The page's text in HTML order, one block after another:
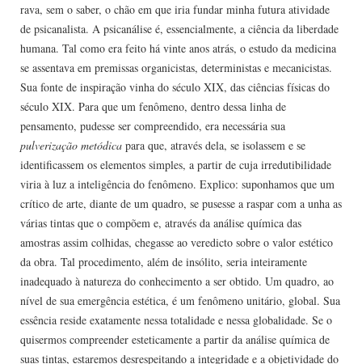
rava, sem o saber, o chão em que iria fundar minha futura atividade
de psicanalista. A psicanálise é, essencialmente, a ciência da liberdade
humana. Tal como era feito há vinte anos atrás, o estudo da medicina
se assentava em premissas organicistas, deterministas e mecanicistas.
Sua fonte de inspiração vinha do século XIX, das ciências físicas do
século XIX. Para que um fenômeno, dentro dessa linha de
pensamento, pudesse ser compreendido, era necessária sua
pulverização metódica para que, através dela, se isolassem e se
identificassem os elementos simples, a partir de cuja irredutibilidade
viria à luz a inteligência do fenômeno. Explico: suponhamos que um
crítico de arte, diante de um quadro, se pusesse a raspar com a unha as
várias tintas que o compõem e, através da análise química das
amostras assim colhidas, chegasse ao veredicto sobre o valor estético
da obra. Tal procedimento, além de insólito, seria inteiramente
inadequado à natureza do conhecimento a ser obtido. Um quadro, ao
nível de sua emergência estética, é um fenômeno unitário, global. Sua
essência reside exatamente nessa totalidade e nessa globalidade. Se o
quisermos compreender esteti­camente a partir da análise química de
suas tintas, estaremos desrespeitando a integridade e a objetividade do